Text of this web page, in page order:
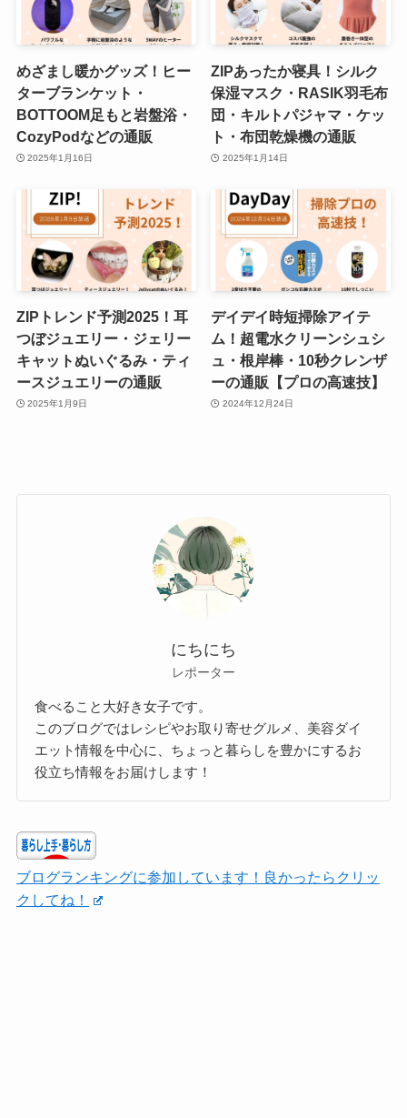
めざまし暖かグッズ！ヒー
ターブランケット・
BOTTOOM足もと岩盤浴・
CozyPodなどの通販
2025年1月16日
ZIPあったか寝具！シルク
保湿マスク・RASIK羽毛布
団・キルトパジャマ・ケッ
ト・布団乾燥機の通販
2025年1月14日
ZIPトレンド予測2025！耳
つぼジュエリー・ジェリー
キャットぬいぐるみ・ティ
ースジュエリーの通販
2025年1月9日
デイデイ時短掃除アイテ
ム！超電水クリーンシュシ
ュ・根岸棒・10秒クレンザ
ーの通販【プロの高速技】
2024年12月24日
にちにち
レポーター
食べること大好き女子です。
このブログではレシピやお取り寄せグルメ、美容ダイ
エット情報を中心に、ちょっと暮らしを豊かにするお
役立ち情報をお届けします！
ブログランキングに参加しています！良かったらクリッ
クしてね！